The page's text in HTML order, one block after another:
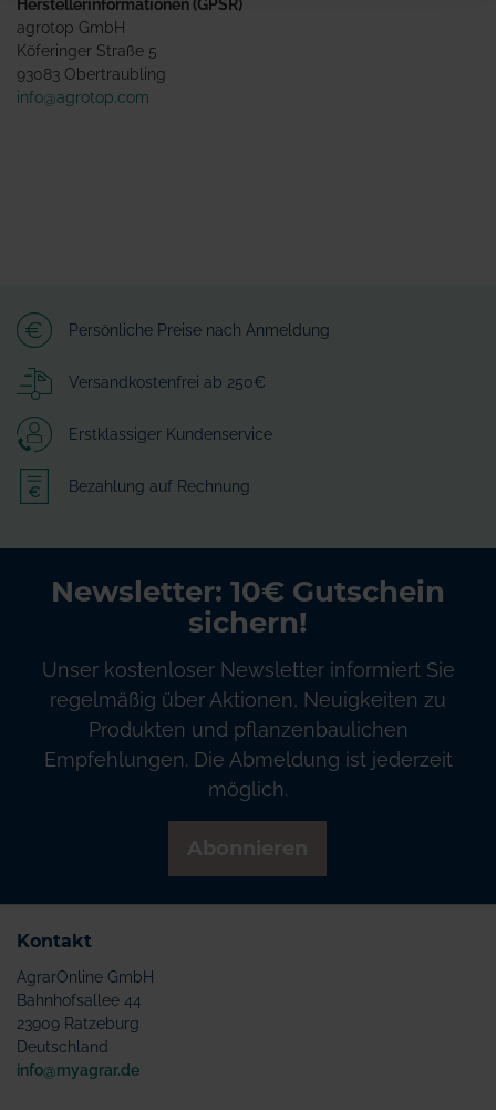
Herstellerinformationen (GPSR)
agrotop GmbH
Köferinger Straße 5
93083 Obertraubling
info@agrotop.com
Persönliche Preise nach Anmeldung
Versandkostenfrei ab 250€
Erstklassiger Kundenservice
Bezahlung auf Rechnung
Newsletter: 10€ Gutschein
sichern!
Unser kostenloser Newsletter informiert Sie
regelmäßig über Aktionen, Neuigkeiten zu
Produkten und pflanzenbaulichen
Empfehlungen. Die Abmeldung ist jederzeit
möglich.
Kontakt
AgrarOnline GmbH
Bahnhofsallee 44
23909 Ratzeburg
Deutschland
info@myagrar.de